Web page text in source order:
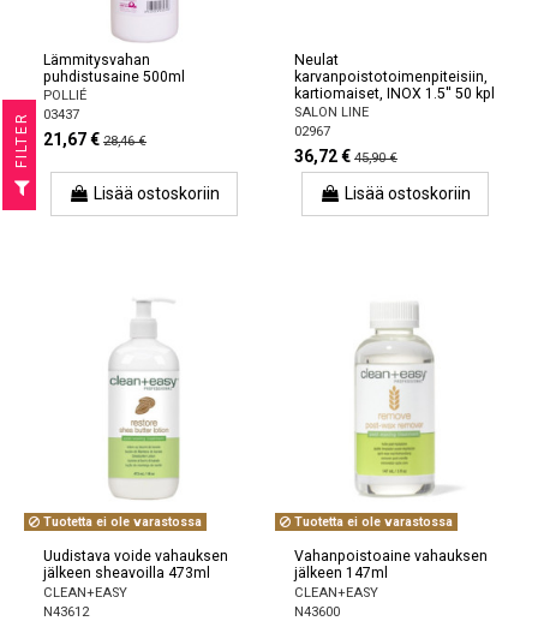
Lämmitysvahan
puhdistusaine 500ml
POLLIÉ
03437
21,67 € 28,46 €
Lisää ostoskoriin
Neulat
karvanpoistotoimenpiteisiin,
kartiomaiset, INOX 1.5'' 50 kpl
SALON LINE
02967
36,72 € 45,90 €
Lisää ostoskoriin
Tuotetta ei ole varastossa
Uudistava voide vahauksen
jälkeen sheavoilla 473ml
CLEAN+EASY
N43612
Tuotetta ei ole varastossa
Vahanpoistoaine vahauksen
jälkeen 147ml
CLEAN+EASY
N43600
R